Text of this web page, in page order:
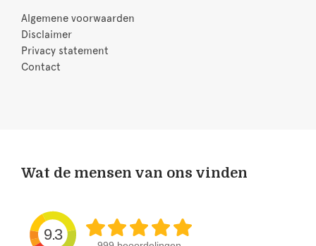
Algemene voorwaarden
Disclaimer
Privacy statement
Contact
Wat de mensen van ons vinden
9.3